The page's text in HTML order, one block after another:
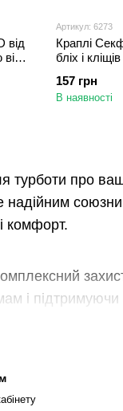
турботи про
комфорт.
і підтримуючи
безпеки
робить процес
від
4
Артикул: 6273
Краплі
бліх і
157 грн
В наявності